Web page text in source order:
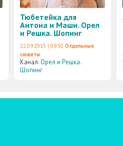
Тюбетейка для
Антона и Маши. Орел
и Решка. Шопинг
22.09.2015 | 09:50 Отдельные
сюжеты
Канал:Орел и Решка.
Шопинг